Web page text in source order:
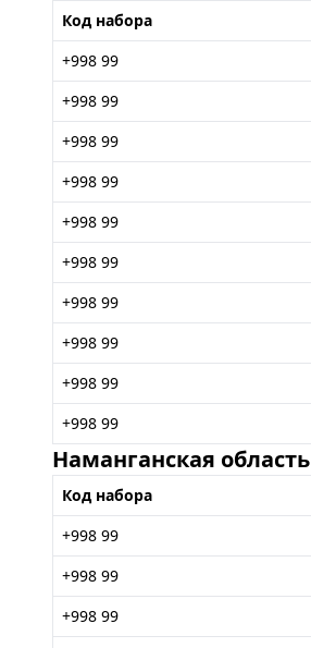
Код набора
+998 99
+998 99
+998 99
+998 99
+998 99
+998 99
+998 99
+998 99
+998 99
+998 99
Наманганская область
Код набора
+998 99
+998 99
+998 99